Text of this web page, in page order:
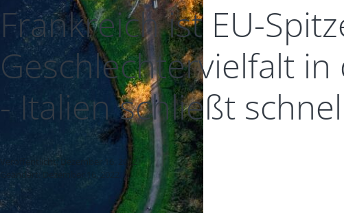
Frankreich ist EU-
Geschlechtervielfalt
- Italien schließt
Veröffentlicht: Dezember 16, 2022
Geändert: Dezember 16, 2022